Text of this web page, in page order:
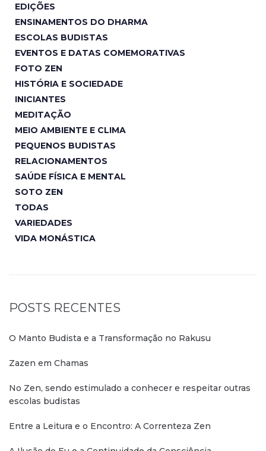
EDIÇÕES
ENSINAMENTOS DO DHARMA
ESCOLAS BUDISTAS
EVENTOS E DATAS COMEMORATIVAS
FOTO ZEN
HISTÓRIA E SOCIEDADE
INICIANTES
MEDITAÇÃO
MEIO AMBIENTE E CLIMA
PEQUENOS BUDISTAS
RELACIONAMENTOS
SAÚDE FÍSICA E MENTAL
SOTO ZEN
TODAS
VARIEDADES
VIDA MONÁSTICA
POSTS RECENTES
O Manto Budista e a Transformação no Rakusu
Zazen em Chamas
No Zen, sendo estimulado a conhecer e respeitar outras
escolas budistas
Entre a Leitura e o Encontro: A Correnteza Zen